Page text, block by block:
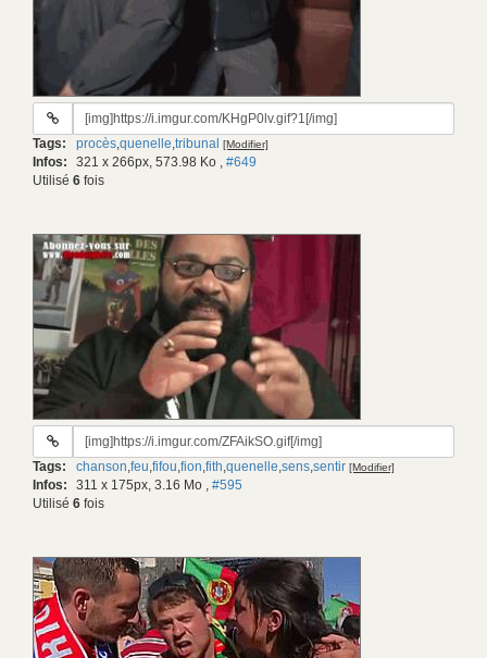
URL
gif:
Tags: procès,quenelle,tribunal [Modifier]
Infos: 321 x 266px, 573.98 Ko , #649
Utilisé 6 fois
URL
gif:
Tags: chanson,feu,fifou,fion,fith,quenelle,sens,sentir [Modifier]
Infos: 311 x 175px, 3.16 Mo , #595
Utilisé 6 fois